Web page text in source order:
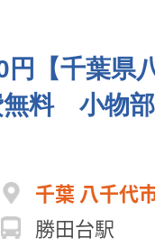
円【千葉県
無料 小物
千葉 八千代
勝田台駅